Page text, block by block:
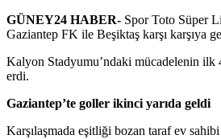
GÜNEY24 HABER- Spor Toto Süper
Gaziantep FK ile Beşiktaş karşı karşıya
Kalyon Stadyumu’ndaki mücadelenin ilk
erdi.
Gaziantep’te goller ikinci yarıda geldi
Karşılaşmada eşitliği bozan taraf ev